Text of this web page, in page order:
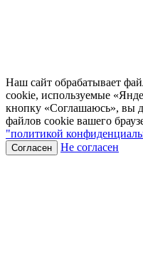
Наш сайт обрабатывает
cookie, используемые
кнопку «Соглашаюсь», вы
файлов cookie вашего
"политикой
Согласен Не согласен